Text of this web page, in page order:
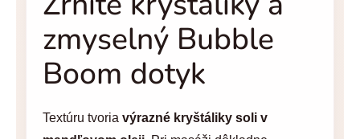
zmyselný Bubble
Boom dotyk
Textúru tvoria výrazné kryštáliky soli v